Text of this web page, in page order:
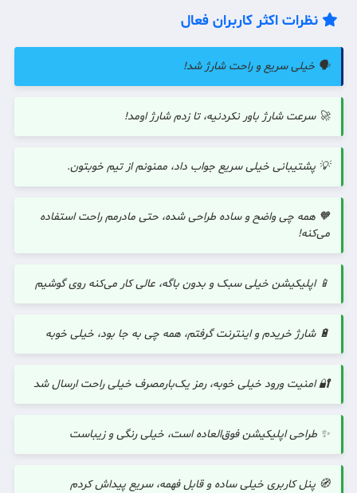
نظرات اکثر کاربران فعال
🗣️ خیلی سریع و راحت شارژ شد!
🚀 سرعت شارژ باور نکردنیه، تا زدم شارژ اومد!
💡 پشتیبانی خیلی سریع جواب داد، ممنونم از تیم خوبتون.
🧡 همه چی واضح و ساده طراحی شده، حتی مادرمم راحت استفاده
می‌کنه!
📱 اپلیکیشن خیلی سبک و بدون باگه، عالی کار می‌کنه روی گوشیم
🔋 شارژ خریدم و اینترنت گرفتم، همه چی به جا بود، خیلی خوبه
🔐 امنیت ورود خیلی خوبه، رمز یک‌بارمصرف خیلی راحت ارسال شد
✨ طراحی اپلیکیشن فوق‌العاده است، خیلی رنگی و زیباست
🧭 پنل کاربری خیلی ساده و قابل فهمه، سریع پیداش کردم